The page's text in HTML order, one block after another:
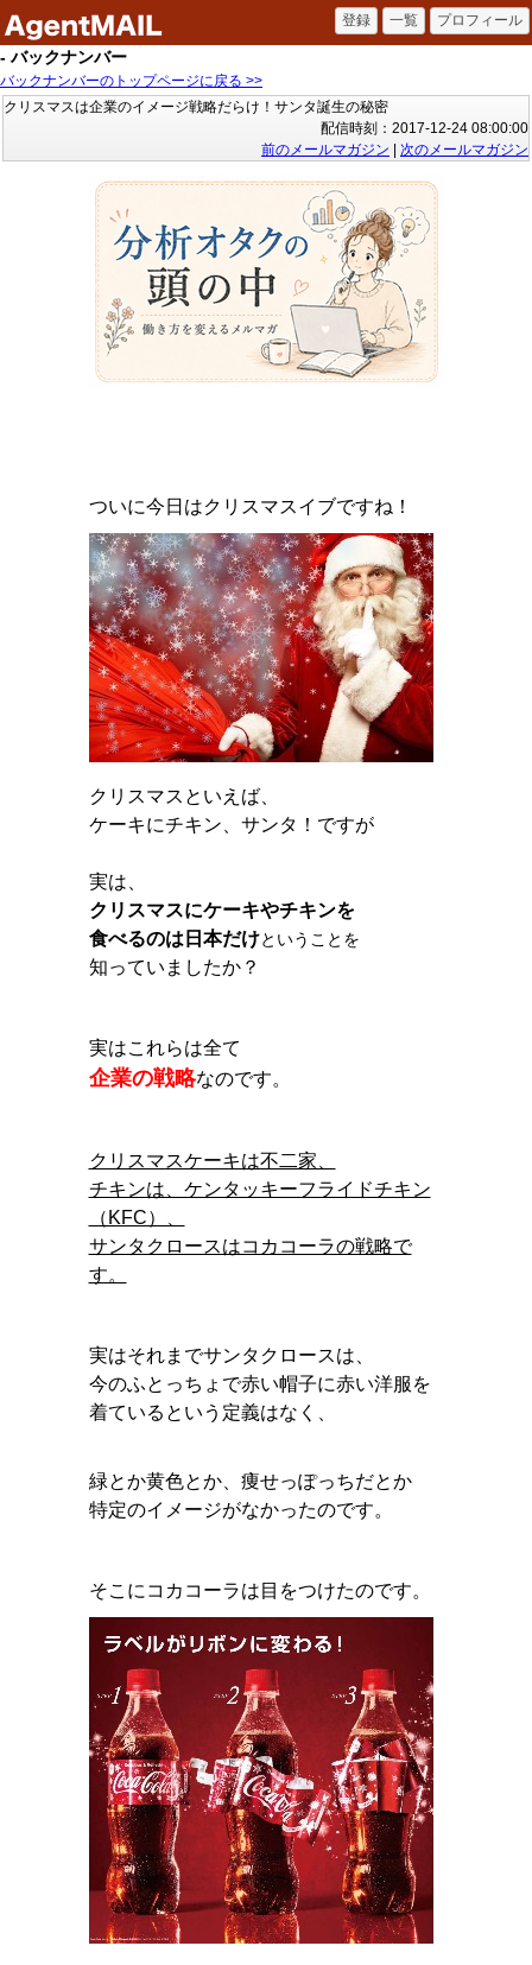
- バックナンバー
バックナンバーのトップページに戻る >>
クリスマスは企業のイメージ戦略だらけ！サンタ誕生の秘密
配信時刻：2017-12-24 08:00:00
前のメールマガジン
次のメールマガジン
ついに今日はクリスマスイブですね！
クリスマスといえば、
ケーキにチキン、サンタ！ですが
実は、
クリスマスにケーキやチキンを
食べるのは日本だけということを
知っていましたか？
実はこれらは全て
企業の戦略なのです。
クリスマスケーキは不二家、
チキンは、ケンタッキーフライドチキン
（KFC）、
サンタクロースはコカコーラの戦略で
す。
実はそれまでサンタクロースは、
今のふとっちょで赤い帽子に赤い洋服を
着ているという定義はなく、
緑とか黄色とか、痩せっぽっちだとか
特定のイメージがなかったのです。
そこにコカコーラは目をつけたのです。